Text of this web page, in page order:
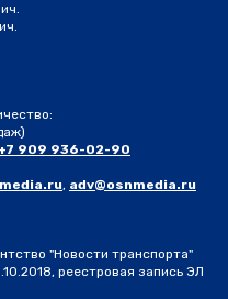
+7 909 936-02-90
, adv@osnmedia.ru
"Новости транспорта"
реестровая запись ЭЛ